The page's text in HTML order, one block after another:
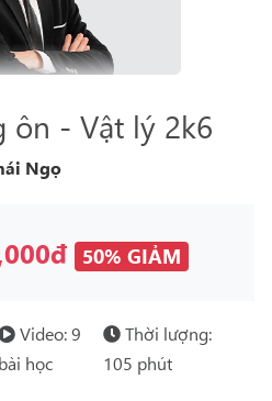
ôn - Vật lý 2k6
Ngọ
50% GIẢM
Video: 9
bài học
Thời lượng:
105 phút